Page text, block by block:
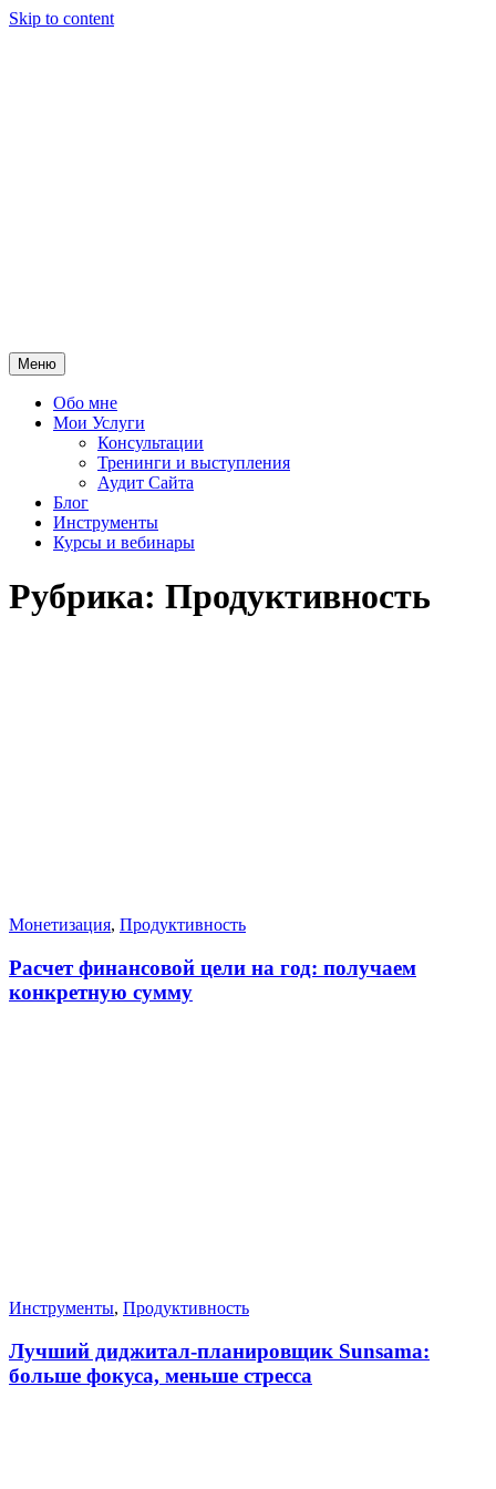
Skip to content
Меню
Обо мне
Мои Услуги
Консультации
Тренинги и выступления
Аудит Сайта
Блог
Инструменты
Курсы и вебинары
Рубрика: Продуктивность
Монетизация, Продуктивность
Расчет финансовой цели на год: получаем
конкретную сумму
Инструменты, Продуктивность
Лучший диджитал-планировщик Sunsama:
больше фокуса, меньше стресса